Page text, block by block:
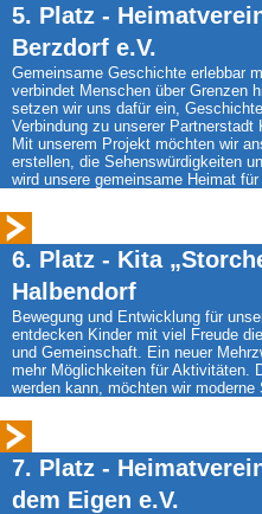
5. Platz -
Berzdorf e.V.
Gemeinsame Geschichte erlebbar
verbindet Menschen über Grenzen
setzen wir uns dafür ein,
Verbindung zu unserer Partnerstadt
Mit unserem Projekt möchten wir
erstellen, die Sehenswürdigkeiten
wird unsere gemeinsame Heimat für
6. Platz - Kita
Halbendorf
Bewegung und Entwicklung für
entdecken Kinder mit viel Freude
und Gemeinschaft. Ein neuer
mehr Möglichkeiten für Aktivitäten.
werden kann, möchten wir
7. Platz -
dem Eigen e.V.